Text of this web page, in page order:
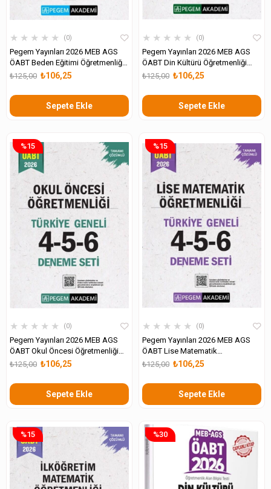
★ ★ ★ ★ ★ 0
Pegem Yayınları 2026 MEB AGS
ÖABT Beden Eğitimi Öğretmenliği
Tamamı Çözümlü Türkiye Geneli 4-
₺106,25
₺125,00
Sepete Ekle
★ ★ ★ ★ ★ 0
Pegem Yayınları 2026 MEB AGS
ÖABT Din Kültürü Öğretmenliği
Tamamı Çözümlü Türkiye Geneli 4-
₺106,25
₺125,00
Sepete Ekle
★ ★ ★ ★ ★ 0
Pegem Yayınları 2026 MEB AGS
ÖABT Okul Öncesi Öğretmenliği
Tamamı Çözümlü Türkiye Geneli 4-
₺106,25
₺125,00
Sepete Ekle
%15
★ ★ ★ ★ ★ 0
Pegem Yayınları 2026 MEB AGS
ÖABT Lise Matematik
Öğretmenliği Tamamı Çözümlü
₺106,25
₺125,00
Sepete Ekle
%15
%15 %30